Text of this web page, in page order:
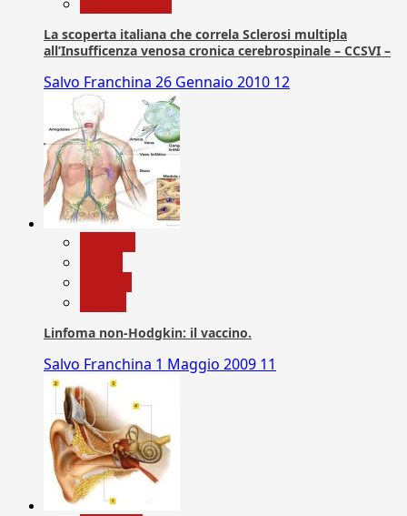
La scoperta italiana che correla Sclerosi multipla
all’Insufficenza venosa cronica cerebrospinale – CCSVI –
Salvo Franchina 26 Gennaio 2010 12
Linfoma non-Hodgkin: il vaccino.
Salvo Franchina 1 Maggio 2009 11